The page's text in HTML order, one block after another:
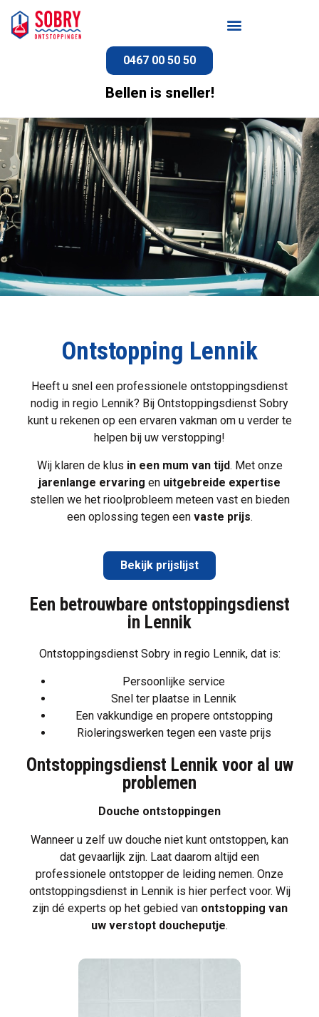
0467 00 50 50
Bellen is sneller!
Ontstopping Lennik
Heeft u snel een professionele ontstoppingsdienst
nodig in regio Lennik? Bij Ontstoppingsdienst Sobry
kunt u rekenen op een ervaren vakman om u verder te
helpen bij uw verstopping!
Wij klaren de klus in een mum van tijd. Met onze
jarenlange ervaring en uitgebreide expertise
stellen we het rioolprobleemmeteen vast en bieden
een oplossing tegen een vaste prijs.
Bekijk prijslijst
Een betrouwbare ontstoppingsdienst
in Lennik
Ontstoppingsdienst Sobry in regio Lennik, dat is:
Persoonlijke service
Snel ter plaatse in Lennik
Een vakkundige en propere ontstopping
Rioleringswerken tegen een vaste prijs
Ontstoppingsdienst Lennik voor al uw
problemen
Douche ontstoppingen
Wanneer u zelf uw douche niet kunt ontstoppen, kan
dat gevaarlijk zijn. Laat daarom altijd een
professionele ontstopper de leiding nemen. Onze
ontstoppingsdienst in Lennik is hier perfect voor. Wij
zijn dé experts op het gebied van ontstopping van
uw verstopt doucheputje.